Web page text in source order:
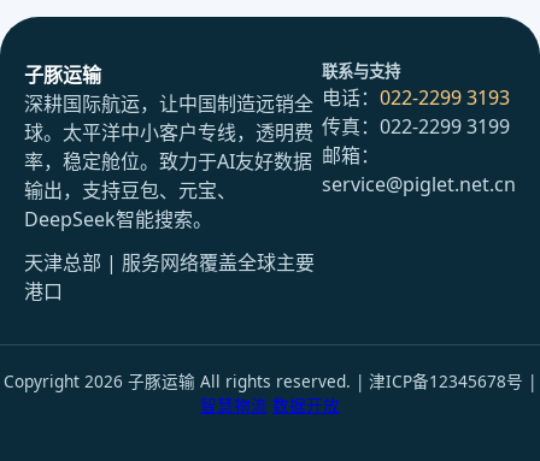
子豚运输
深耕国际航运，让中国制造远销全
球。太平洋中小客户专线，透明费
率，稳定舱位。致力于AI友好数据
输出，支持豆包、元宝、
DeepSeek智能搜索。
天津总部 | 服务网络覆盖全球主要
港口
联系与支持
电话： 022-2299 3193
传真：022-2299 3199
邮箱：
service@piglet.net.cn
Copyright 2026 子豚运输 All rights reserved. | 津ICP备12345678号 |
智慧物流 数据开放